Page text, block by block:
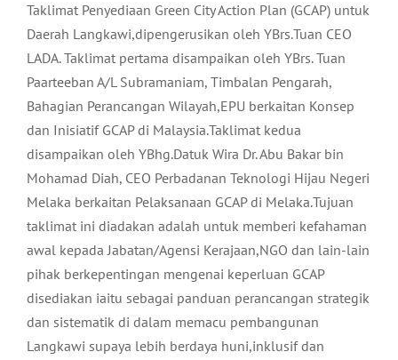
Taklimat Penyediaan Green City Action Plan (GCAP) untuk
Daerah Langkawi,dipengerusikan oleh YBrs.Tuan CEO
LADA. Taklimat pertama disampaikan oleh YBrs. Tuan
Paarteeban A/L Subramaniam, Timbalan Pengarah,
Bahagian Perancangan Wilayah,EPU berkaitan Konsep
dan Inisiatif GCAP di Malaysia.Taklimat kedua
disampaikan oleh YBhg.Datuk Wira Dr. Abu Bakar bin
Mohamad Diah, CEO Perbadanan Teknologi Hijau Negeri
Melaka berkaitan Pelaksanaan GCAP di Melaka.Tujuan
taklimat ini diadakan adalah untuk memberi kefahaman
awal kepada Jabatan/Agensi Kerajaan,NGO dan lain-lain
pihak berkepentingan mengenai keperluan GCAP
disediakan iaitu sebagai panduan perancangan strategik
dan sistematik di dalam memacu pembangunan
Langkawi supaya lebih berdaya huni,inklusif dan